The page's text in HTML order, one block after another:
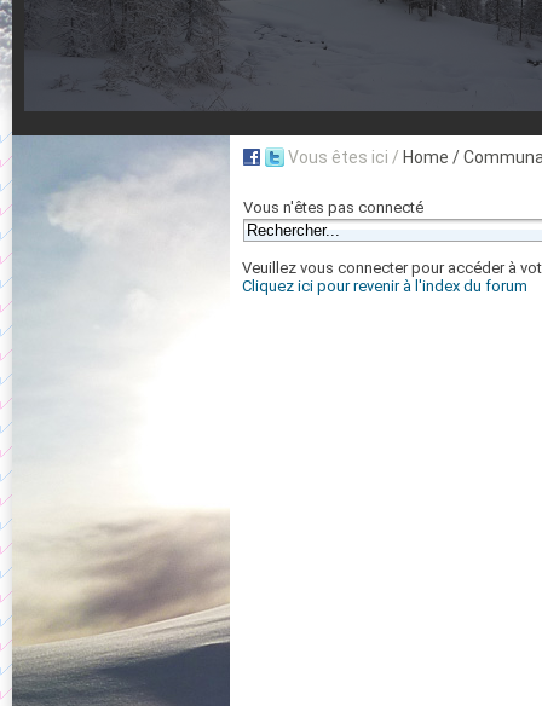
Vous êtes ici / Home /
Vous n'êtes pas connecté
Veuillez vous connecter pour accéder à
Cliquez ici pour revenir à l'index du forum